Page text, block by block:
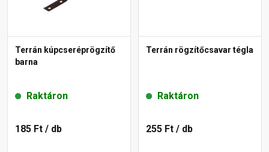
Terrán kúpcseréprögzítő
barna
Raktáron
185 Ft / db
Terrán rögzítőcsavar tégla
Raktáron
255 Ft / db